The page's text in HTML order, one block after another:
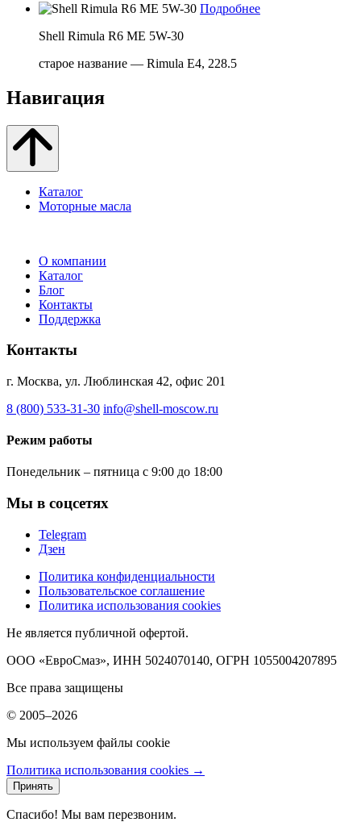
Подробнее
Shell Rimula R6 ME 5W-30
старое название — Rimula E4, 228.5
Навигация
Каталог
Моторные масла
О компании
Каталог
Блог
Контакты
Поддержка
Контакты
г. Москва, ул. Люблинская 42, офис 201
8 (800) 533-31-30 info@shell-moscow.ru
Режим работы
Понедельник – пятница с 9:00 до 18:00
Мы в соцсетях
Telegram
Дзен
Политика конфиденциальности
Пользовательское соглашение
Политика использования cookies
Не является публичной офертой.
ООО «ЕвроСмаз», ИНН 5024070140, ОГРН 1055004207895
Все права защищены
© 2005–2026
Мы используем файлы cookie
Политика использования cookies →
Принять
Спасибо! Мы вам перезвоним.